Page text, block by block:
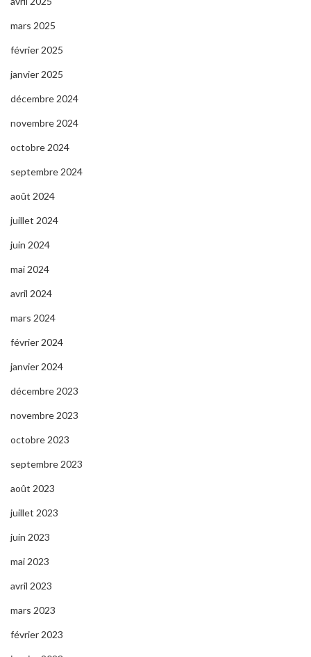
mars 2025
février 2025
janvier 2025
décembre 2024
novembre 2024
octobre 2024
septembre 2024
août 2024
juillet 2024
juin 2024
mai 2024
avril 2024
mars 2024
février 2024
janvier 2024
décembre 2023
novembre 2023
octobre 2023
septembre 2023
août 2023
juillet 2023
juin 2023
mai 2023
avril 2023
mars 2023
février 2023